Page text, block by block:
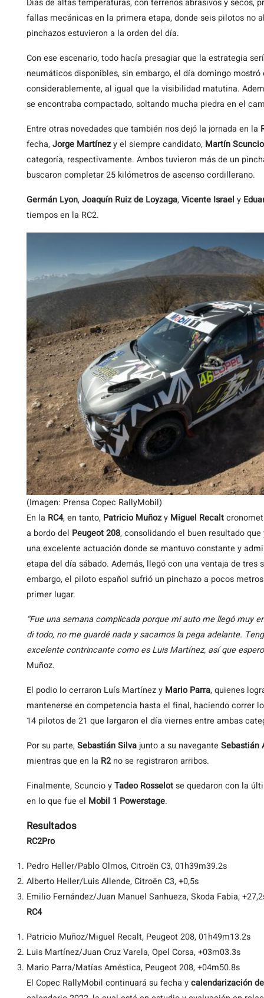
Días de altas temperaturas, con terrenos abrasivos y secos,
fallas mecánicas en la primera etapa, donde seis pilotos no
pinchazos estuvieron a la orden del día.
Con ese escenario, todo hacía presagiar que la estrategia
neumáticos disponibles, sin embargo, el día domingo
considerablemente, al igual que la visibilidad matutina.
se encontraba compactado, soltando mucha piedra en el
Entre otras novedades que también nos dejó la jornada en la
fecha,Jorge Martínezy el siempre candidato, MartínScuncio
categoría, respectivamente. Ambos tuvieron más de un
buscaron completar 25 kilómetros de ascenso cordillerano.
Germán Lyon,Joaquín Ruiz de Loyzaga,Vicente Israel y
tiempos en la RC2.
(Imagen: Prensa Copec RallyMobil)
En la RC4, en tanto, Patricio Muñozy Miguel Recalt
a bordo del Peugeot 208, consolidando el buen resultado
una excelente actuación donde se mantuvo constante y
etapa del día sábado. Además, llegó con una ventaja de tres
embargo, el piloto español sufrió un pinchazo a pocos
primer lugar.
“Fue una semana complicada porque mi auto me llegó muy
di todo, no me guardé nada y sacamos la pega adelante.
excelente contrincante como es Luis Martínez, así que
Muñoz.
El podio lo cerraron Luís Martínez y Mario Parra, quienes
mantenerse en competencia hasta el final, haciendo correr
14 pilotos de 21 que largaron el día viernes entre ambas
Por su parte,Sebastián Silva junto a su navegante Sebastián
mientras que en la R2no se registraron arribos.
Finalmente, Scuncio yTadeo Rosselotse quedaron con la
en lo que fue el Mobil 1 Powerstage.
Resultados
RC2Pro
Pedro Heller/Pablo Olmos, Citroën C3, 01h39m39.2s
Alberto Heller/Luis Allende, Citroën C3, +0,5s
Emilio Fernández/Juan Manuel Sanhueza, Skoda Fabia,
RC4
Patricio Muñoz/Miguel Recalt, Peugeot 208, 01h49m13.2s
Luis Martínez/Juan Cruz Varela, Opel Corsa, +03m03.3s
Mario Parra/Matías Améstica, Peugeot 208, +04m50.8s
El Copec RallyMobil continuará su fecha ycalendarización